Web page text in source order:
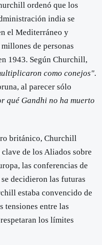
ordenó que los
india se
el Mediterráneo y
de personas
1943. Según Churchill,
como conejos".
al parecer sólo
qué Gandhi no ha muerto
británico, Churchill
de los Aliados sobre
las conferencias de
decidieron las futuras
estaba convencido de
tensiones entre las
los límites